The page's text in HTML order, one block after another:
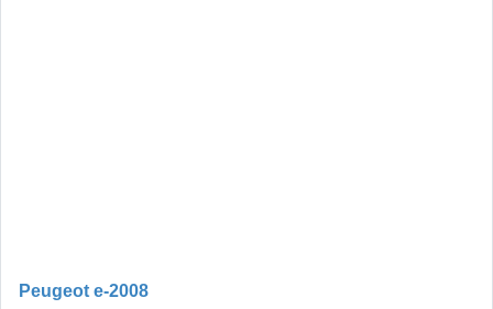
Peugeot e-2008